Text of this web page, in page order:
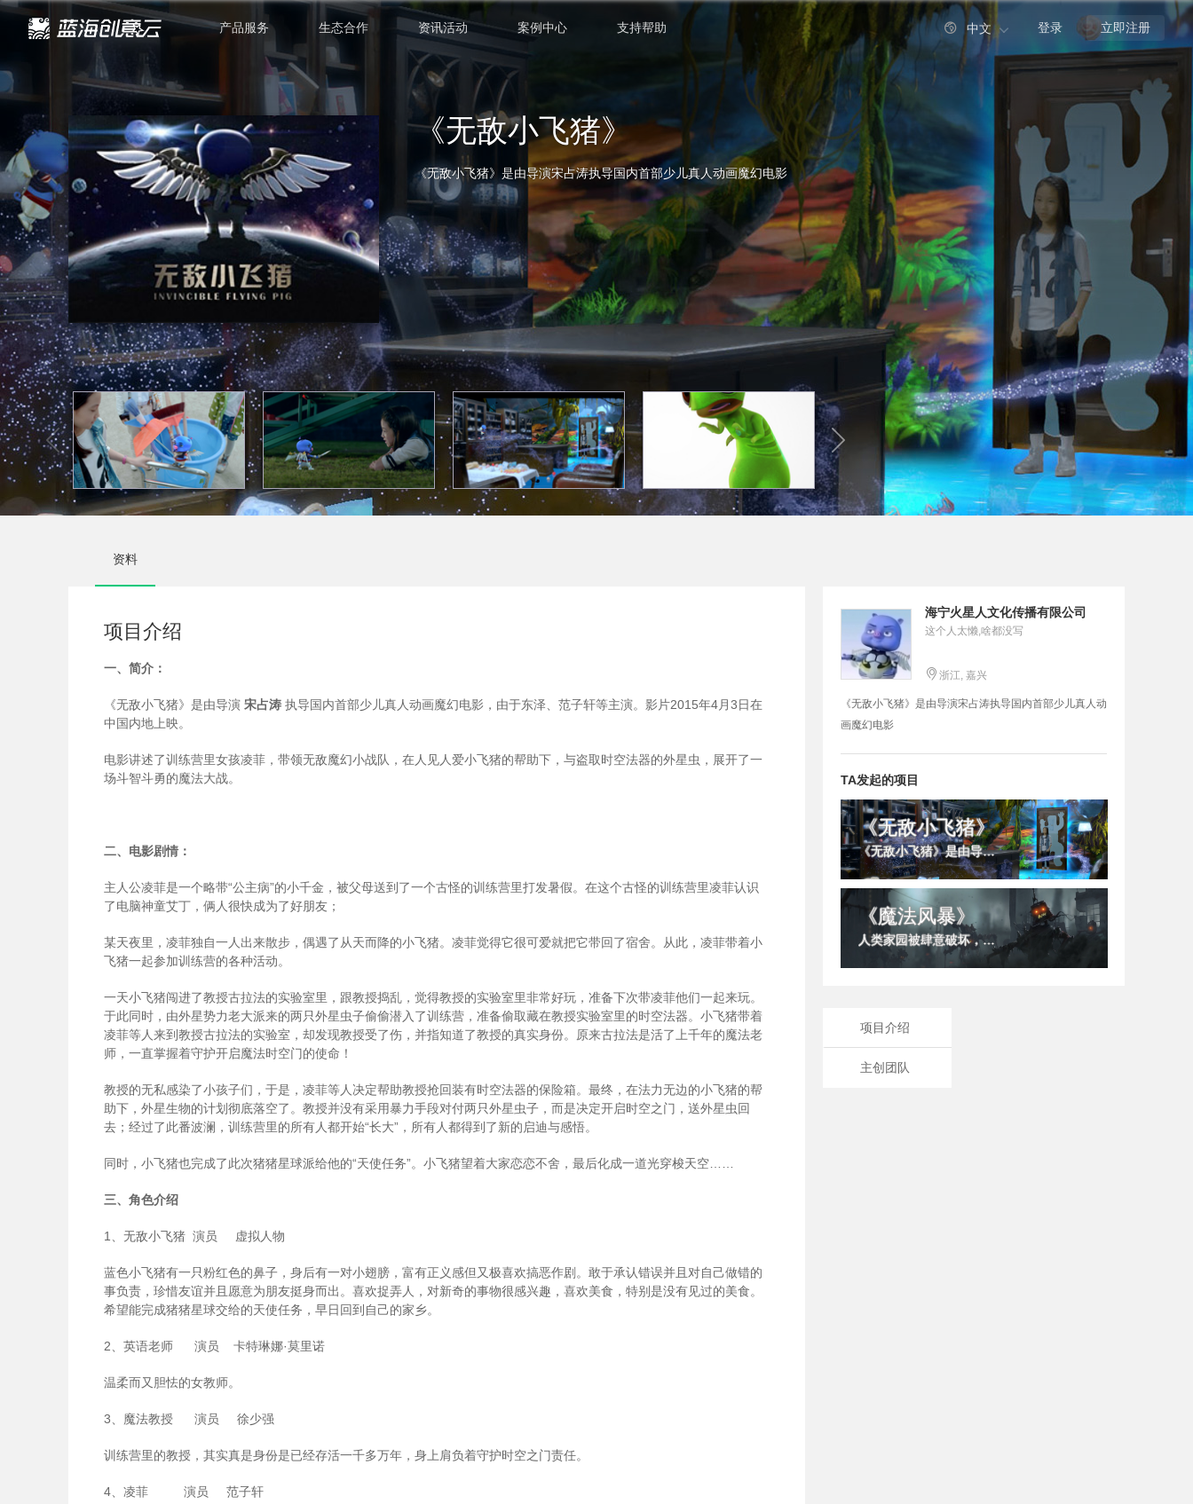
产品服务 生态合作 资讯活动 案例中心 支持帮助  中文  登录 立即注册
《无敌小飞猪》
《无敌小飞猪》是由导演宋占涛执导国内首部少儿真人动画魔幻电影
资料
项目介绍
一、简介：
《无敌小飞猪》是由导演 宋占涛 执导国内首部少儿真人动画魔幻电影，由于东泽、范子轩等主演。影片2015年4月3日在
中国内地上映。
电影讲述了训练营里女孩凌菲，带领无敌魔幻小战队，在人见人爱小飞猪的帮助下，与盗取时空法器的外星虫，展开了一
场斗智斗勇的魔法大战。
二、电影剧情：
主人公凌菲是一个略带“公主病”的小千金，被父母送到了一个古怪的训练营里打发暑假。在这个古怪的训练营里凌菲认识
了电脑神童艾丁，俩人很快成为了好朋友；
某天夜里，凌菲独自一人出来散步，偶遇了从天而降的小飞猪。凌菲觉得它很可爱就把它带回了宿舍。从此，凌菲带着小
飞猪一起参加训练营的各种活动。
一天小飞猪闯进了教授古拉法的实验室里，跟教授捣乱，觉得教授的实验室里非常好玩，准备下次带凌菲他们一起来玩。
于此同时，由外星势力老大派来的两只外星虫子偷偷潜入了训练营，准备偷取藏在教授实验室里的时空法器。小飞猪带着
凌菲等人来到教授古拉法的实验室，却发现教授受了伤，并指知道了教授的真实身份。原来古拉法是活了上千年的魔法老
师，一直掌握着守护开启魔法时空门的使命！
教授的无私感染了小孩子们，于是，凌菲等人决定帮助教授抢回装有时空法器的保险箱。最终，在法力无边的小飞猪的帮
助下，外星生物的计划彻底落空了。教授并没有采用暴力手段对付两只外星虫子，而是决定开启时空之门，送外星虫回
去；经过了此番波澜，训练营里的所有人都开始“长大”，所有人都得到了新的启迪与感悟。
同时，小飞猪也完成了此次猪猪星球派给他的“天使任务”。小飞猪望着大家恋恋不舍，最后化成一道光穿梭天空……
三、角色介绍
1、无敌小飞猪 演员 虚拟人物
蓝色小飞猪有一只粉红色的鼻子，身后有一对小翅膀，富有正义感但又极喜欢搞恶作剧。敢于承认错误并且对自己做错的
事负责，珍惜友谊并且愿意为朋友挺身而出。喜欢捉弄人，对新奇的事物很感兴趣，喜欢美食，特别是没有见过的美食。
希望能完成猪猪星球交给的天使任务，早日回到自己的家乡。
2、英语老师 演员 卡特琳娜·莫里诺
温柔而又胆怯的女教师。
3、魔法教授 演员 徐少强
训练营里的教授，其实真是身份是已经存活一千多万年，身上肩负着守护时空之门责任。
4、凌菲 演员 范子轩
海宁火星人文化传播有限公司
这个人太懒,啥都没写
 浙江, 嘉兴
《无敌小飞猪》是由导演宋占涛执导国内首部少儿真人动
画魔幻电影
TA发起的项目
《无敌小飞猪》
《无敌小飞猪》是由导演宋占涛执导国内首部少儿真人动画魔幻电影
《魔法风暴》
人类家园被肆意破坏，天神放弃救赎人类，恶魔肆孽，新物种突袭，人类面临生存与消亡......
项目介绍
主创团队